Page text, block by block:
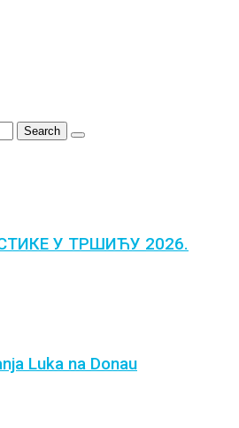
У ТРШИЋУ 2026.
Luka na Donau